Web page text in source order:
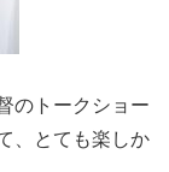
のトークショー
、とても楽しか